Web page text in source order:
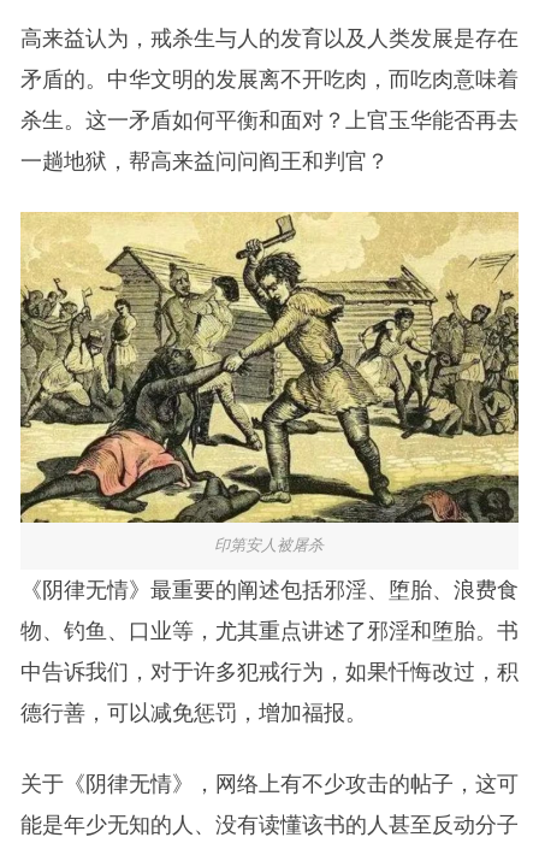
高来益认为，戒杀生与人的发育以及人类发展是存在
矛盾的。中华文明的发展离不开吃肉，而吃肉意味着
杀生。这一矛盾如何平衡和面对？上官玉华能否再去
一趟地狱，帮高来益问问阎王和判官？
印第安人被屠杀
《阴律无情》最重要的阐述包括邪淫、堕胎、浪费食
物、钓鱼、口业等，尤其重点讲述了邪淫和堕胎。书
中告诉我们，对于许多犯戒行为，如果忏悔改过，积
德行善，可以减免惩罚，增加福报。
关于《阴律无情》，网络上有不少攻击的帖子，这可
能是年少无知的人、没有读懂该书的人甚至反动分子